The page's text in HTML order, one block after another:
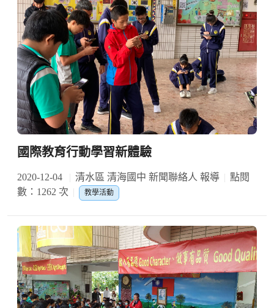
國際教育行動學習新體驗
2020-12-04 清水區 清海國中 新聞聯絡人 報導
點閱
數：1262 次
教學活動